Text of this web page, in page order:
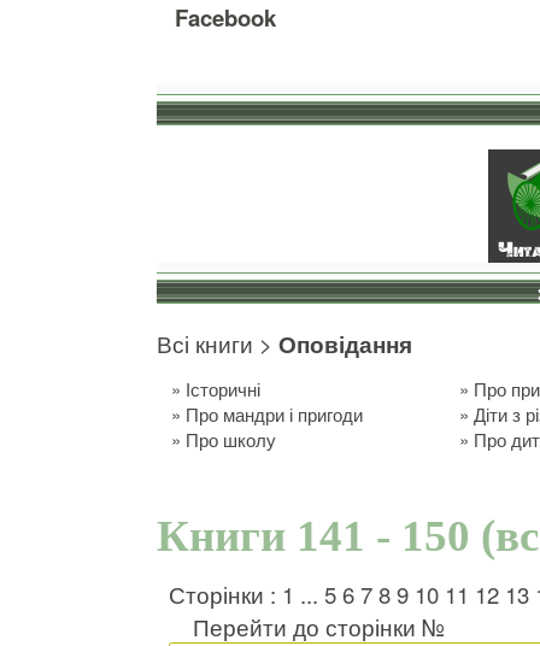
Facebook
Всі книги > Оповідання
» Історичні » Про
» Про мандри і пригоди »Діти з
» Про школу » Про
Книги 141 - 150
Сторінки : 1 ... 56789 10 11 12 13
Перейти до сторінки №